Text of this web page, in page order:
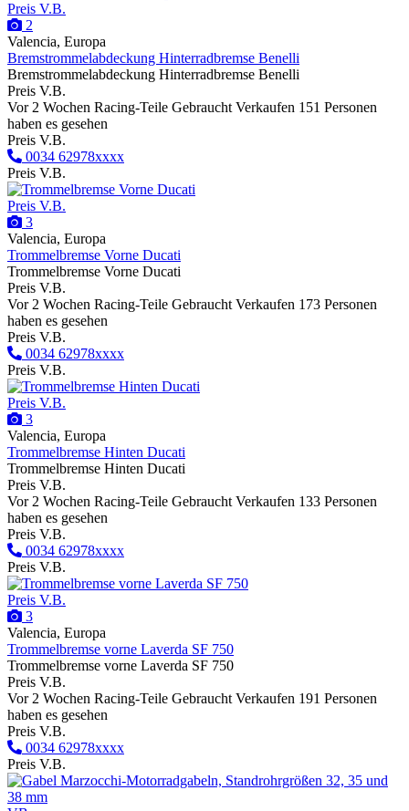
Preis V.B.
2
Valencia, Europa
Bremstrommelabdeckung Hinterradbremse Benelli
Bremstrommelabdeckung Hinterradbremse Benelli
Preis V.B.
Vor 2 Wochen Racing-Teile Gebraucht Verkaufen 151 Personen
haben es gesehen
Preis V.B.
0034 62978xxxx
Preis V.B.
Preis V.B.
3
Valencia, Europa
Trommelbremse Vorne Ducati
Trommelbremse Vorne Ducati
Preis V.B.
Vor 2 Wochen Racing-Teile Gebraucht Verkaufen 173 Personen
haben es gesehen
Preis V.B.
0034 62978xxxx
Preis V.B.
Preis V.B.
3
Valencia, Europa
Trommelbremse Hinten Ducati
Trommelbremse Hinten Ducati
Preis V.B.
Vor 2 Wochen Racing-Teile Gebraucht Verkaufen 133 Personen
haben es gesehen
Preis V.B.
0034 62978xxxx
Preis V.B.
Preis V.B.
3
Valencia, Europa
Trommelbremse vorne Laverda SF 750
Trommelbremse vorne Laverda SF 750
Preis V.B.
Vor 2 Wochen Racing-Teile Gebraucht Verkaufen 191 Personen
haben es gesehen
Preis V.B.
0034 62978xxxx
Preis V.B.